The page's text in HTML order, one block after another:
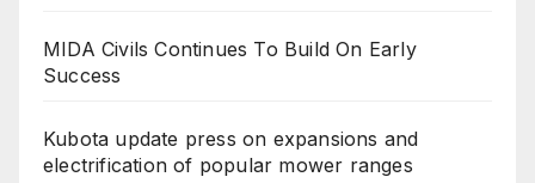
MIDA Civils Continues To Build On Early
Success
Kubota update press on expansions and
electrification of popular mower ranges